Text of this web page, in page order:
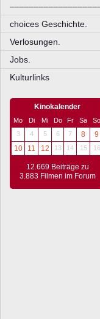
choices Geschichte.
Verlosungen.
Jobs.
Kulturlinks
Kinokalender
Mo Di Mi Do Fr Sa
So
3
4 5 6 7 8
9
10
11 12 13 14 15 16
12.669 Beiträge zu
3.883 Filmen im Forum